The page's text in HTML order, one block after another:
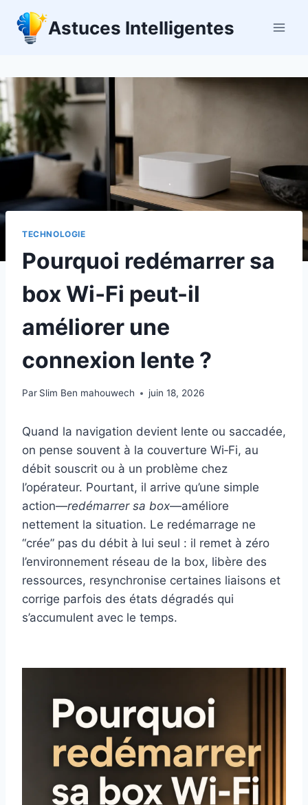
contenu
Astuces Intelligentes
TECHNOLOGIE
Pourquoi redémarrer sa
box Wi‑Fi peut-il
améliorer une
connexion lente ?
Par Slim Ben mahouwech juin 18, 2026
Quand la navigation devient lente ou saccadée,
on pense souvent à la couverture Wi‑Fi, au
débit souscrit ou à un problème chez
l’opérateur. Pourtant, il arrive qu’une simple
action—redémarrer sa box—améliore
nettement la situation. Le redémarrage ne
“crée” pas du débit à lui seul : il remet à zéro
l’environnement réseau de la box, libère des
ressources, resynchronise certaines liaisons et
corrige parfois des états dégradés qui
s’accumulent avec le temps.